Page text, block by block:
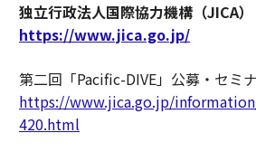
独立行政法人国際協力機構（JICA）
https://www.jica.go.jp/
第二回「Pacific-DIVE」公募・セミ
https://www.jica.go.jp/
420.html